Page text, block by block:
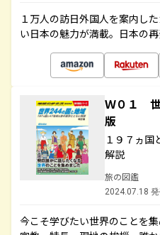
１万人の訪日外国人を案内し
い日本の魅力が満載。日本の
Ｗ０１
版
１９７ヵ国
解説
旅の図鑑
2024.07.18
今こそ学びたい世界のことを